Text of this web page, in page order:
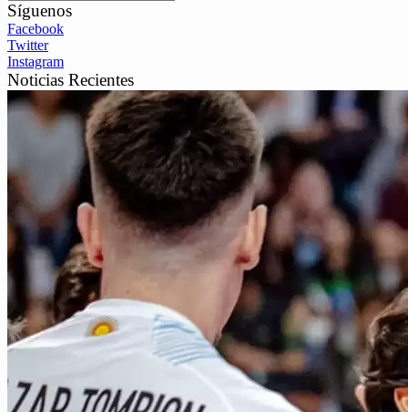
Síguenos
Facebook
Twitter
Instagram
Noticias Recientes